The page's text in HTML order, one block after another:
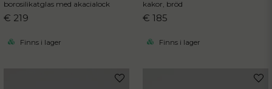
borosilikatglas med akacialock
€ 219
Finns i lager
kakor, bröd
€ 185
Finns i lager